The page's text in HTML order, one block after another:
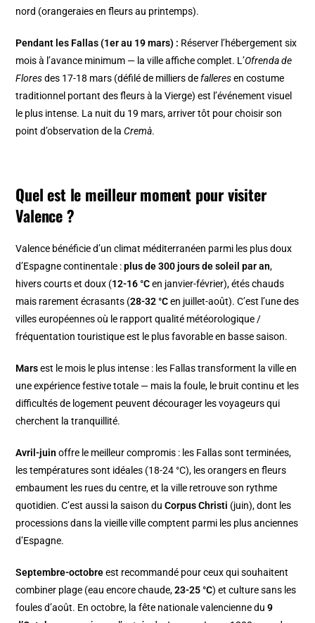
nord (orangeraies en fleurs au printemps).
Pendant les Fallas (1er au 19 mars) : Réserver l’hébergement six
mois à l’avance minimum — la ville affiche complet. L’Ofrenda de
Floresdes 17-18 mars (défilé de milliers defalleresen costume
traditionnel portant des fleurs à la Vierge) est l’événement visuel
le plus intense. La nuit du 19 mars, arriver tôt pour choisir son
point d’observation de laCremà.
Quel est le meilleur moment pour visiter
Valence ?
Valence bénéficie d’un climat méditerranéen parmi les plus doux
d’Espagne continentale :plus de 300 jours de soleil par an,
hivers courts et doux (12-16 °Cen janvier-février), étés chauds
mais rarement écrasants (28-32 °Cen juillet-août). C’est l’une des
villes européennes où le rapport qualité météorologique /
fréquentation touristique est le plus favorable en basse saison.
Marsest le mois le plus intense : les Fallas transforment la ville en
une expérience festive totale — mais la foule, le bruit continu et les
difficultés de logement peuvent décourager les voyageurs qui
cherchent la tranquillité.
Avril-juin offre le meilleur compromis : les Fallas sont terminées,
les températures sont idéales (18-24 °C), les orangers en fleurs
embaument les rues du centre, et la ville retrouve son rythme
quotidien. C’est aussi la saison duCorpus Christi (juin), dont les
processions dans la vieille ville comptent parmi les plus anciennes
d’Espagne.
Septembre-octobreest recommandé pour ceux qui souhaitent
combiner plage (eau encore chaude,23-25 °C) et culture sans les
foules d’août. En octobre, la fête nationale valencienne du9